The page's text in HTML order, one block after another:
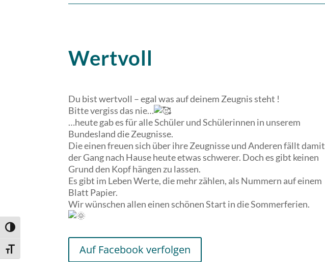
Umschalten auf hohe Kontraste
Schrift vergrößern
Wertvoll
Du bist wertvoll – egal was auf deinem Zeugnis steht !
Bitte vergiss das nie…
…heute gab es für alle Schüler und Schülerinnen in unserem
Bundesland die Zeugnisse.
Die einen freuen sich über ihre Zeugnisse und Anderen fällt damit
der Gang nach Hause heute etwas schwerer. Doch es gibt keinen
Grund den Kopf hängen zu lassen.
Es gibt im Leben Werte, die mehr zählen, als Nummern auf einem
Blatt Papier.
Wir wünschen allen einen schönen Start in die Sommerferien.
Auf Facebook verfolgen